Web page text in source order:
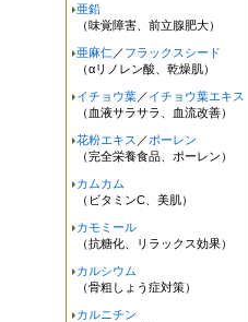
亜鉛
（味覚障害、前立腺肥大）
亜麻仁 ／フラックスシード
（αリノレン酸、乾燥肌）
イチョウ葉 ／イチョウ葉エキス
（血液サラサラ、血流改善）
花粉エキス ／ポーレン
（完全栄養食品、ポーレン）
カムカム
（ビタミンC、美肌）
カモミール
（抗糖化、リラックス効果）
カルシウム
（骨粗しょう症対策）
カルニチン